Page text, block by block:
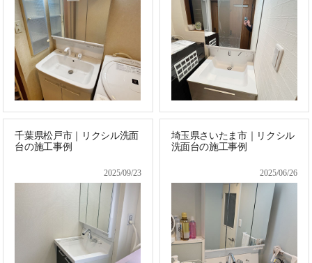
千葉県松戸市｜リクシル洗面
台の施工事例
2025/09/23
埼玉県さいたま市｜リクシル
洗面台の施工事例
2025/06/26